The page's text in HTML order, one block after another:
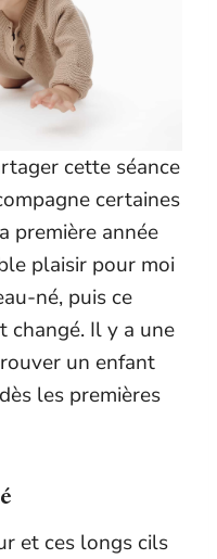
cette séance
certaines
première année
plaisir pour moi
né, puis ce
changé. Il y a une
un enfant
les premières
et ces longs cils